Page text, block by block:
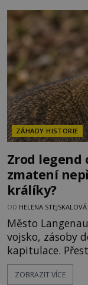
ztracených
materiálech.
skutečné
ZÁHADY HISTORIE
Zrod legend
zmatení
králíky?
OD HELENA STEJSKALOVÁ
Město
vojsko, zásoby
kapitulace.
hrubou silou.
obyvatelé za
ZOBRAZIT VÍCE